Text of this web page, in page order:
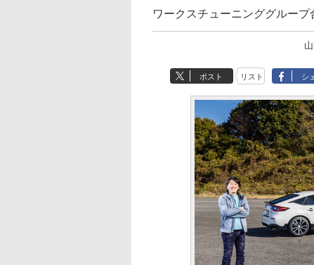
ワークスチューニンググループ
ポスト リスト シ